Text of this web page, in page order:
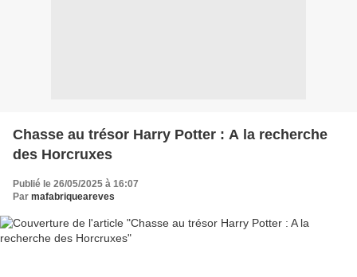
Chasse au trésor Harry Potter : A la recherche
des Horcruxes
Publié le 26/05/2025 à 16:07
Par mafabriqueareves